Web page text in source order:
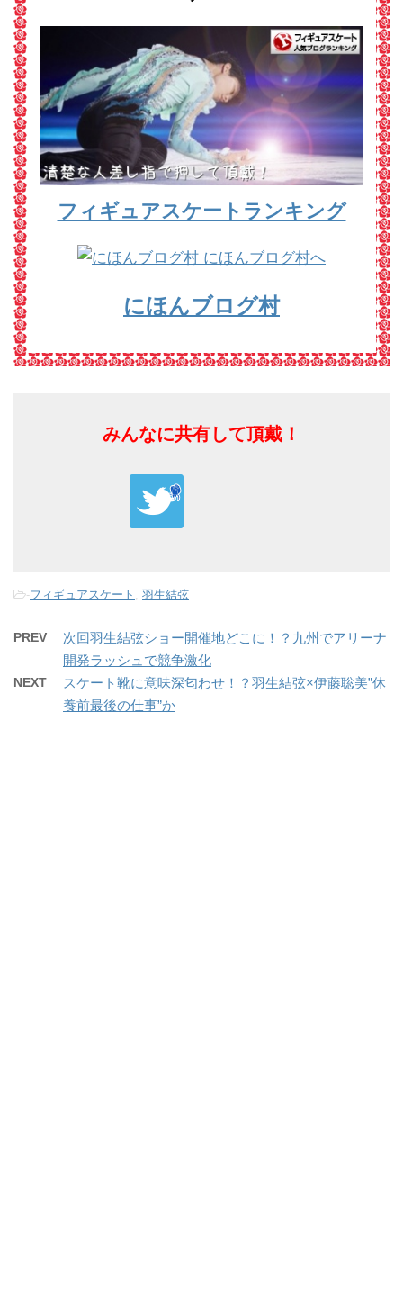
フィギュアスケートランキング
にほんブログ村
みんなに共有して頂戴！
-フィギュアスケート , 羽生結弦
PREV
次回羽生結弦ショー開催地どこに！？九州でアリーナ
開発ラッシュで競争激化
NEXT
スケート靴に意味深匂わせ！？羽生結弦×伊藤聡美”休
養前最後の仕事”か